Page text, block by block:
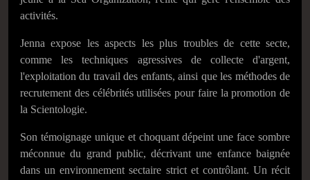
activités.
Jenna expose les aspects les plus troubles de cette secte,
comme les techniques agressives de collecte d'argent,
l'exploitation du travail des enfants, ainsi que les méthodes de
recrutement des célébrités utilisées pour faire la promotion de
la Scientologie.
Son témoignage unique et choquant dépeint une face sombre
méconnue du grand public, décrivant une enfance baignée
dans un environnement sectaire strict et contrôlant. Un récit